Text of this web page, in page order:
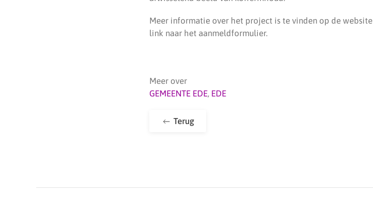
Meer informatie over het project is te vinden op de website
link naar het aanmeldformulier.
Meer over
GEMEENTE EDE, EDE
Terug